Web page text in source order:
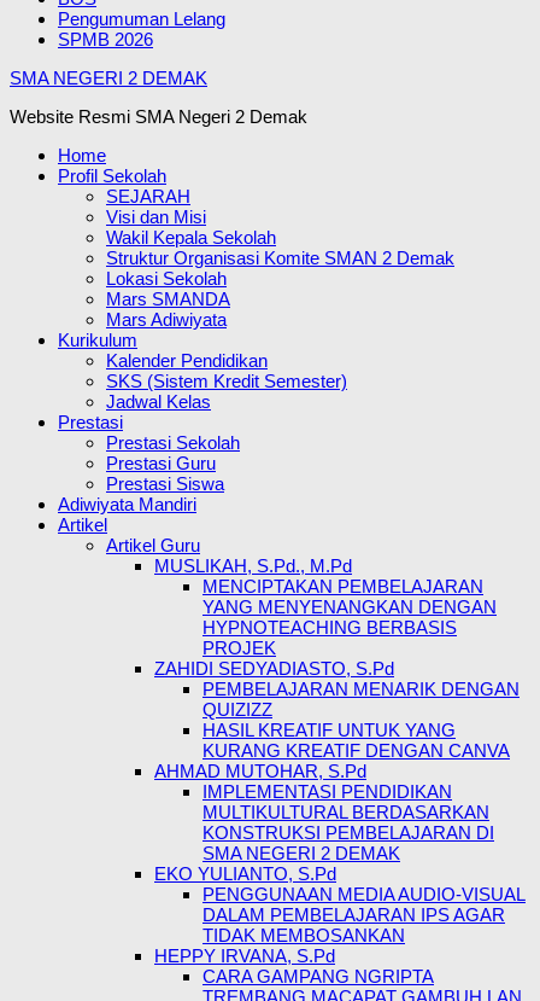
Pengumuman Lelang
SPMB 2026
SMA NEGERI 2 DEMAK
Website Resmi SMA Negeri 2 Demak
Home
Profil Sekolah
SEJARAH
Visi dan Misi
Wakil Kepala Sekolah
Struktur Organisasi Komite SMAN 2 Demak
Lokasi Sekolah
Mars SMANDA
Mars Adiwiyata
Kurikulum
Kalender Pendidikan
SKS (Sistem Kredit Semester)
Jadwal Kelas
Prestasi
Prestasi Sekolah
Prestasi Guru
Prestasi Siswa
Adiwiyata Mandiri
Artikel
Artikel Guru
MUSLIKAH, S.Pd., M.Pd
MENCIPTAKAN PEMBELAJARAN
YANG MENYENANGKAN DENGAN
HYPNOTEACHING BERBASIS
PROJEK
ZAHIDI SEDYADIASTO, S.Pd
PEMBELAJARAN MENARIK DENGAN
QUIZIZZ
HASIL KREATIF UNTUK YANG
KURANG KREATIF DENGAN CANVA
AHMAD MUTOHAR, S.Pd
IMPLEMENTASI PENDIDIKAN
MULTIKULTURAL BERDASARKAN
KONSTRUKSI PEMBELAJARAN DI
SMA NEGERI 2 DEMAK
EKO YULIANTO, S.Pd
PENGGUNAAN MEDIA AUDIO-VISUAL
DALAM PEMBELAJARAN IPS AGAR
TIDAK MEMBOSANKAN
HEPPY IRVANA, S.Pd
CARA GAMPANG NGRIPTA